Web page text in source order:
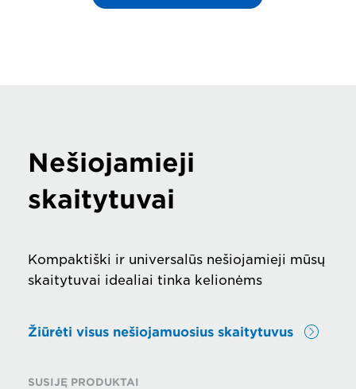
SUSIJĘ PRODUKTAI
Nešiojamieji
skaitytuvai
Kompaktiški ir universalūs nešiojamieji mūsų
skaitytuvai idealiai tinka kelionėms
Žiūrėti visus nešiojamuosius skaitytuvus